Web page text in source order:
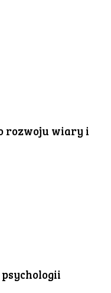
rozwoju wiary i
psychologii